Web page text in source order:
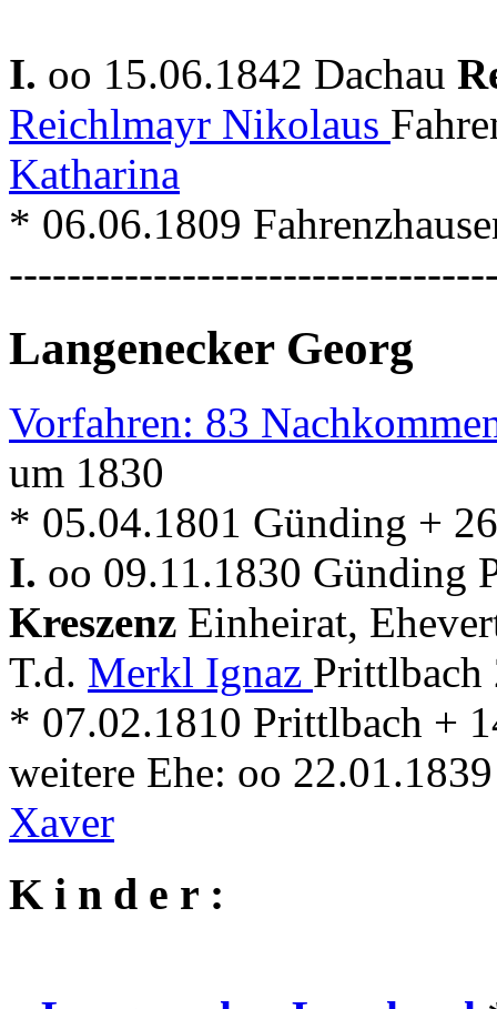
I. oo 15.06.1842 Dachau
Reichlmayr Nikolaus
Katharina
* 06.06.1809
Langenecker Georg
Vorfahren: 83
um 1830
* 05.04.1801 Günding +
I. oo 09.11.1830 Günding
Kreszenz Einheirat,
T.d. Merkl Ignaz
* 07.02.1810 Prittlbach +
weitere Ehe: oo
Xaver
K i n d e r :